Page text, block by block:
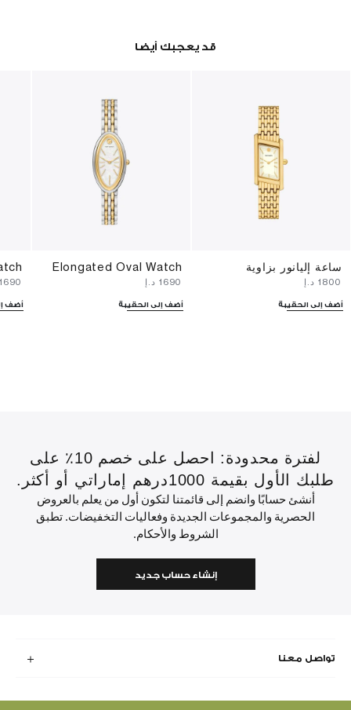
قد يعجبك أيضا
ساعة إليانور بزاوية
أضف إلى الحقيبة
Elongated Oval Watch
أضف إلى الحقيبة أضف
لفترة محدودة: احصل على خصم 10٪ على
طلبك الأول بقيمة 1000درهم إماراتي أو أكثر.
أنشئ حسابًا وانضم إلى قائمتنا لتكون أول من يعلم بالعروض
الحصرية والمجموعات الجديدة وفعاليات التخفيضات. تطبق
الشروط والأحكام.
إنشاء حساب جديد
تواصل معنا